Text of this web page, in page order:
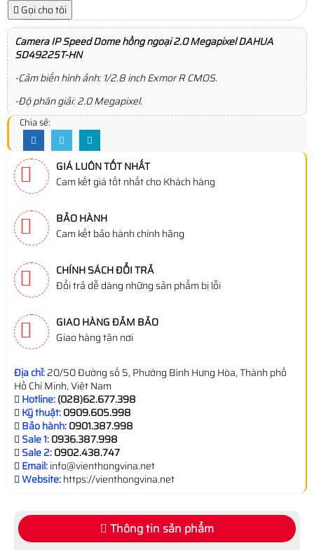
Gọi cho tôi
Camera IP Speed Dome hồng ngoại 2.0 Megapixel DAHUA
SD49225T-HN
-Cảm biến hình ảnh: 1/2.8 inch Exmor R CMOS.
-Độ phân giải: 2.0 Megapixel.
Chia sẻ:
GIÁ LUÔN TỐT NHẤT
Cam kết giá tốt nhất cho Khách hàng
BẢO HÀNH
Cam kết bảo hành chính hãng
CHÍNH SÁCH ĐỔI TRẢ
Đổi trả dễ dàng những sản phẩm bị lỗi
GIAO HÀNG ĐẢM BẢO
Giao hàng tận nơi
Địa chỉ:20/50 Đường số 5, Phường Bình Hưng Hòa, Thành phố
Hồ Chí Minh, Việt Nam
Hotline:(028)62.677.398
Kỹ thuật:0909.605.998
Bảo hành:0901.387.998
Sale 1:0936.387.998
Sale 2:0902.438.747
Email:info@vienthongvina.net
Website:https://vienthongvina.net
Thông tin sản phẩm